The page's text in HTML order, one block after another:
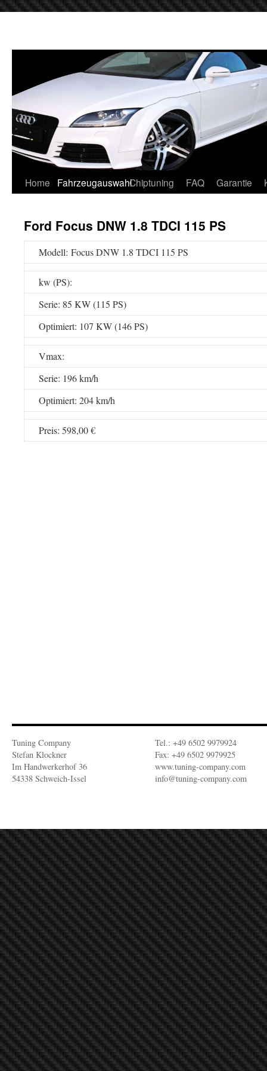
Home FahrzeugauswahlChiptuning FAQ Garantie
Ford Focus DNW 1.8 TDCI 115 PS
Modell: Focus DNW 1.8 TDCI 115 PS
kw (PS):
Serie: 85 KW (115 PS)
Optimiert: 107 KW (146 PS)
Vmax:
Serie: 196 km/h
Optimiert: 204 km/h
Preis: 598,00 €
Tuning Company
Stefan Klockner
Im Handwerkerhof 36
54338 Schweich-Issel
Tel.: +49 6502 9979924
Fax: +49 6502 9979925
www.tuning-company.com
info@tuning-company.com